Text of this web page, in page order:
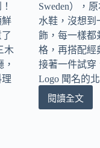
鮮
木
Sweden），
水鞋，沒想到
飾，每一樣都
格，再搭配經
接著一件試穿
Logo 聞名的
閱讀全文
Moz